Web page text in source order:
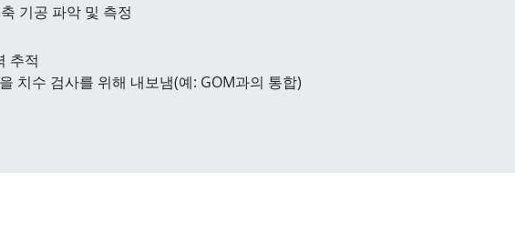
기공 파악 및 측정
추적
치수 검사를 위해 내보냄(예: GOM과의 통합)